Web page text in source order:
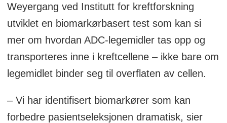
Weyergang ved Institutt for kreftforskning
utviklet en biomarkørbasert test som kan si
mer om hvordan ADC-legemidler tas opp og
transporteres inne i kreftcellene – ikke bare om
legemidlet binder seg til overflaten av cellen.
– Vi har identifisert biomarkører som kan
forbedre pasientseleksjonen dramatisk, sier